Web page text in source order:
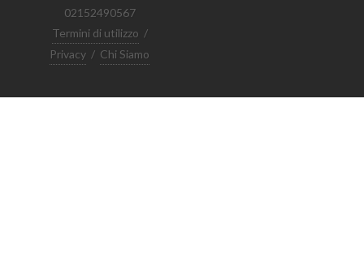
02152490567
Termini di utilizzo /
Privacy / Chi Siamo